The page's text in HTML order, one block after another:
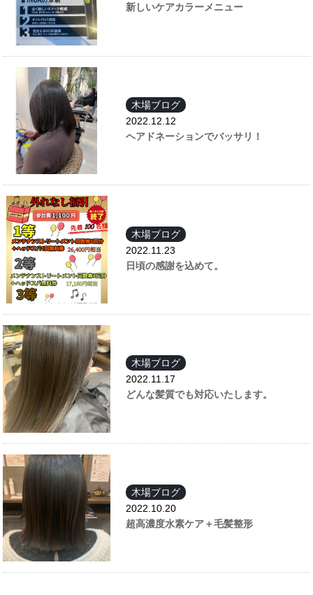
新しいケアカラーメニュー
木場ブログ
2022.12.12
ヘアドネーションでバッサリ！
木場ブログ
2022.11.23
日頃の感謝を込めて。
木場ブログ
2022.11.17
どんな髪質でも対応いたします。
木場ブログ
2022.10.20
超高濃度水素ケア＋毛髪整形